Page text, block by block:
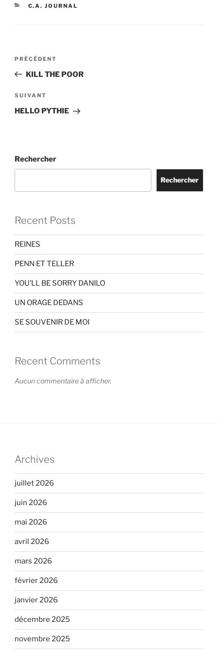
CATÉGORIES
C.A. JOURNAL
Navigation
l’article
Article
précédent
PRÉCÉDENT
KILL THE POOR
Article
suivant
SUIVANT
HELLO PYTHIE
Rechercher
Rechercher
Recent Posts
REINES
PENN ET TELLER
YOU’LL BE SORRY DANILO
UN ORAGE DEDANS
SE SOUVENIR DE MOI
Recent Comments
Aucun commentaire à afficher.
Archives
juillet 2026
juin 2026
mai 2026
avril 2026
mars 2026
février 2026
janvier 2026
décembre 2025
novembre 2025